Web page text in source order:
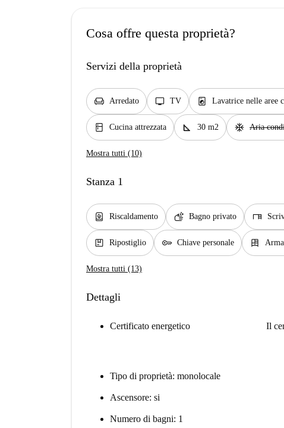
Cosa offre questa proprietà?
Servizi della proprietà
chair Arredato tv TV local_laundry_service Lavatrice nelle aree
kitchen Cucina attrezzata square_foot 30 m2 ac_unit Aria
Mostra tutti (10)
Stanza 1
water_heater Riscaldamento soap Bagno privato desk
package Ripostiglio key Chiave personale dresser
Mostra tutti (13)
Dettagli
Certificato energetico Il
Tipo di proprietà: monolocale
Ascensore: si
Numero di bagni: 1